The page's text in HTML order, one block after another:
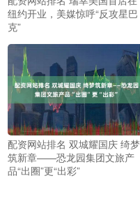
纽约开业，美媒惊呼“反攻星巴
克”
配资网站排名 双城耀国庆 绮梦
筑新章——恐龙园集团文旅产
品“出圈”更“出彩”